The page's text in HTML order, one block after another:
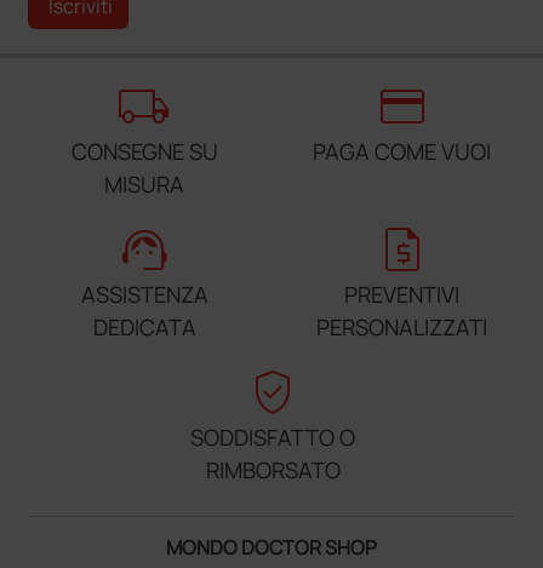
Iscriviti
local_shipping
CONSEGNE SU
MISURA
credit_card
PAGA COME VUOI
support_agent
ASSISTENZA
DEDICATA
request_quote
PREVENTIVI
PERSONALIZZATI
verified_user
SODDISFATTO O
RIMBORSATO
MONDO DOCTOR SHOP